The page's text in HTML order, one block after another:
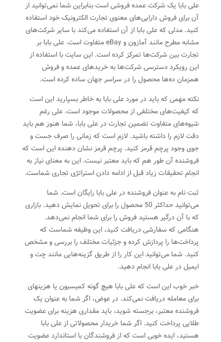
علی بابا یک شرکت عمده فروشی است بنابراین شما نمی‌توانید از
آن برای فروش دارایی‌های معنوی تجارت الکترونیک خود استفاده
کنید. مدلی که علی بابا از آن استفاده می‌کند با سایر شرکت‌های
مشابه مطرح مانند آمازون و eBay متفاوت است. علی بابا بر
تجارت بین شرکت‌ها تمرکز کرده است. این سایت با استفاده از
این رویکرد دسترسی شرکت‌ها به خریدهای عمده و فروش
همزمان ده‌ها محصول را در سراسر جهان ساده کرده است.
نکته مهمی که باید در مورد علی بابا به خاطر بسپارید این است
که کیفیت‌های مختلفی از محصولات موجود است. علی رغم
شیوه‌های متفاوت تضمین تجارت در علی بابا، شما هنوز هم باید
دقت لازم را داشته باشید. لازم است که زمانی را صرف جست و
جوی وجود پرچم قرمز کنید. پرچم قرمز نشان دهنده این است که
فروشنده آن طور هم که باید معتبر نیست. این به معنای نیاز به
انجام تحقیقات زیاد قبل از ادامه دادن استراتژی تجاری شماست.
ثبت نام به عنوان فروشنده در علی بابا رایگان است. شما
می‌توانید حداکثر 50 محصول را برای تحویل نمایش دهید. بازاری
که با آن درگیر هستید فروش را برای شما انجام نمی‌دهد.
هنگامی که سفارشی دریافت کنید، این وظیفه شماست که
پرداخت‌ها را پردازش کرده و جزئیات مختلف را بررسی و مشخص
کنید. شما می‌توانید این کار را از طریق گزینه‌هایی مانند چت و
ایمیل در علی بابا انجام دهید.
خبر خوب این است که علی بابا هیچ گونه کمیسیون یا هزینهای
برای معامله دریافت نمی‌کند. در عوض، اگر شما به عنوان یک
فروشنده معتبر، برجسته شوید، باید مقداری هزینه برای عضویت
طلایی پرداخت کنید. اگر شما خریدار محصولاتی از علی بابا
هستید، ایده خوبی است که از فروشندگان با استاندارد عضویت